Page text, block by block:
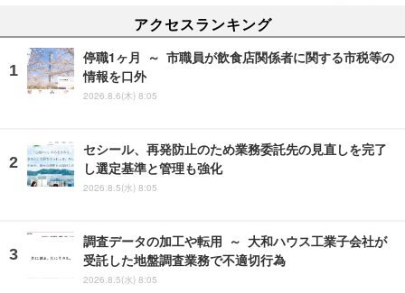
アクセスランキング
停職1ヶ月 ～ 市職員が飲食店関係者に関する市税等の
情報を口外
2026.8.6(木) 8:05
セシール、再発防止のため業務委託先の見直しを完了
し選定基準と管理も強化
2026.8.5(水) 8:05
調査データの加工や転用 ～ 大和ハウス工業子会社が
受託した地盤調査業務で不適切行為
2026.8.5(水) 8:05